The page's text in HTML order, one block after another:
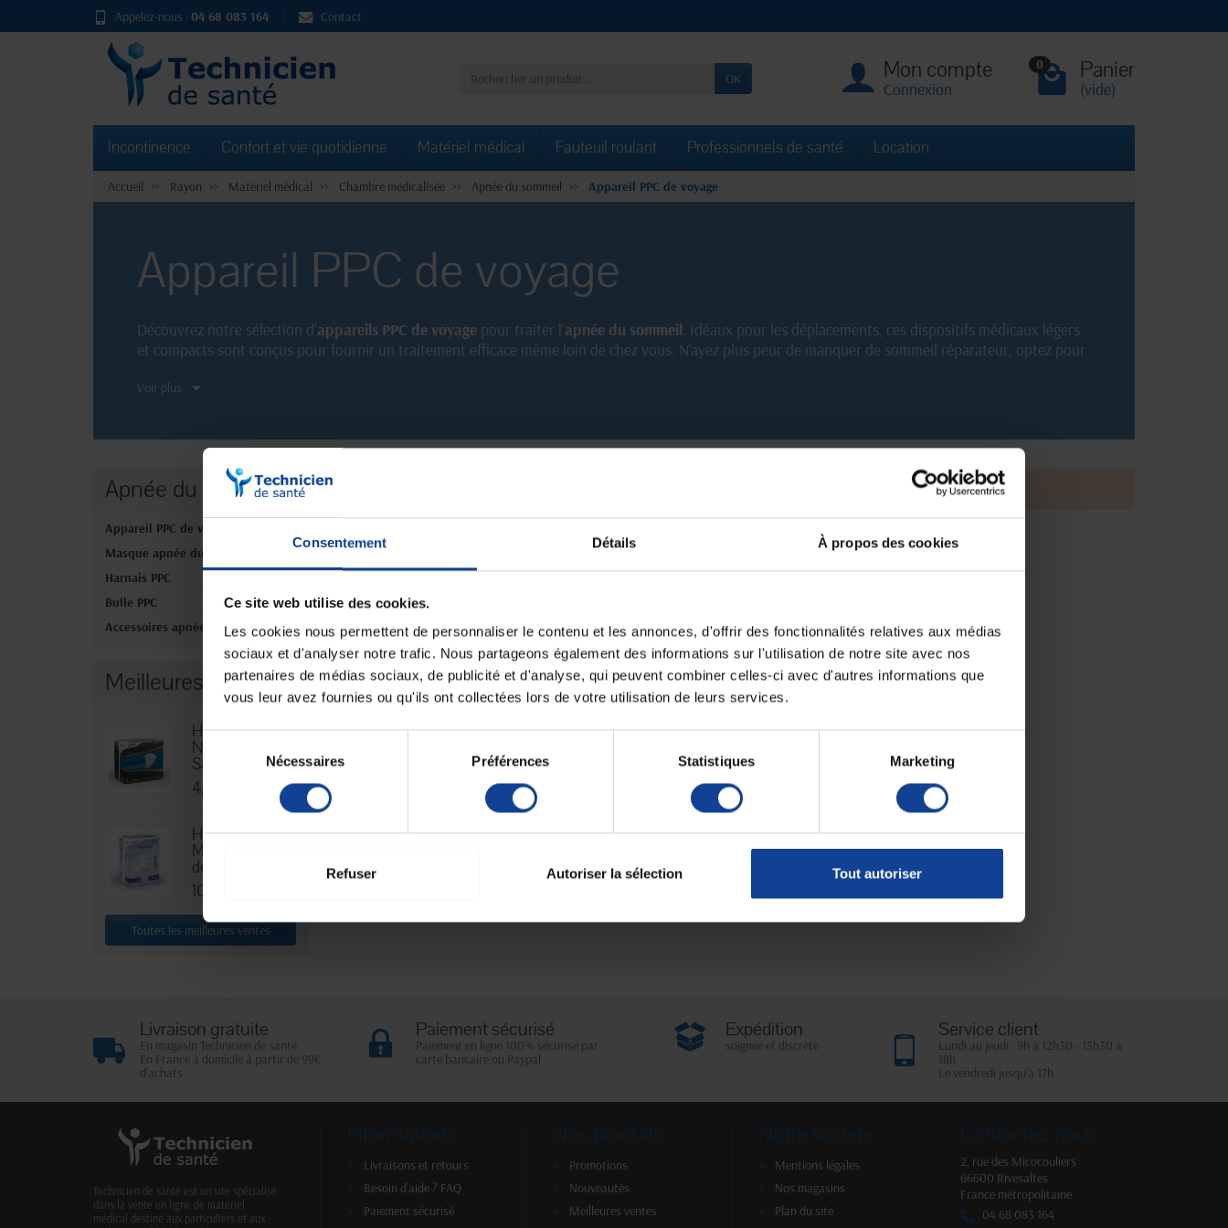
Consentement Détails À propos des cookies
Ce site web utilise des cookies.
Les cookies nous permettent de personnaliser le contenu et les annonces, d'offrir des fonctionnalités relatives aux médias
sociaux et d'analyser notre trafic. Nous partageons également des informations sur l'utilisation de notre site avec nos
partenaires de médias sociaux, de publicité et d'analyse, qui peuvent combiner celles-ci avec d'autres informations que
vous leur avez fournies ou qu'ils ont collectées lors de votre utilisation de leurs services.
consentement
Nécessaires Préférences Statistiques Marketing
Refuser Autoriser la sélection Tout autoriser
Appelez-nous : 04 68 083 164 Contact
OK Mon compte
Connexion
0 Panier
(vide)
Incontinence Confort et vie quotidienne Matériel médical Fauteuil roulant Professionnels de santé Location
Accueil Rayon Matériel médical Chambre médicalisée Apnée du sommeil Appareil PPC de voyage
Appareil PPC de voyage
Découvrez notre sélection d'appareils PPC de voyage pour traiter l'apnée du sommeil. Idéaux pour les déplacements, ces dispositifs médicaux légers
et compacts sont conçus pour fournir un traitement efficace même loin de chez vous. N'ayez plus peur de manquer de sommeil réparateur, optez pour
Voir plus
Apnée du sommeil
Appareil PPC de voyage
Masque apnée du sommeil
Harnais PPC
Bulle PPC
Accessoires apnée du sommeil
Meilleures ventes
Hexamen
Niveau 3 -
Sachet...
4,76 €
HEXA Lady
Maxi - Sachet
de 30
10,88 €
Toutes les meilleures ventes
Livraison gratuite
En magasin Technicien de santé
En France à domicile à partir de 99€
d'achats
Paiement sécurisé
Paiement en ligne 100% sécurisé par
carte bancaire ou Paypal
Expédition
soignée et discrète
Service client
Lundi au jeudi : 9h à 12h30 - 13h30 à
18h
Le vendredi jusqu'à 17h
Technicien de santé est un site spécialisé
dans la vente en ligne de matériel
médical destiné aux particuliers et aux
Informations
Livraisons et retours
Besoin d'aide ? FAQ
Paiement sécurisé
Nos produits
Promotions
Nouveautés
Meilleures ventes
Notre société
Mentions légales
Nos magasins
Plan du site
Contactez-nous
2, rue des Micocouliers
66600 Rivesaltes
France métropolitaine
04 68 083 164